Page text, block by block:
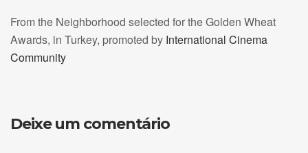
From the Neighborhood selected for the Golden Wheat
Awards, in Turkey, promoted by International Cinema
Community
Deixe um comentário